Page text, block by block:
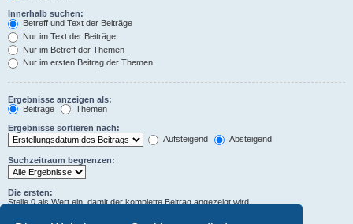
Innerhalb suchen:
Betreff und Text der Beiträge
Nur im Text der Beiträge
Nur im Betreff der Themen
Nur im ersten Beitrag der Themen
Ergebnisse anzeigen als:
Beiträge
Themen
Ergebnisse sortieren nach:
Aufsteigend
Absteigend
Suchzeitraum begrenzen:
Die ersten:
Stelle 0 als Wert ein, damit der komplette Beitrag angezeigt wird.